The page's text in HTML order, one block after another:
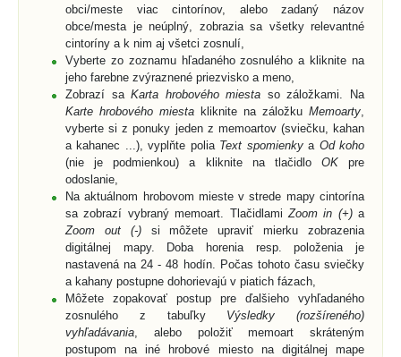
obci/meste viac cintorínov, alebo zadaný názov
obce/mesta je neúplný, zobrazia sa všetky relevantné
cintoríny a k nim aj všetci zosnulí,
Vyberte zo zoznamu hľadaného zosnulého a kliknite na
jeho farebne zvýraznené priezvisko a meno,
Zobrazí saKarta hrobového miesta so záložkami. Na
Karte hrobového miesta kliknite na záložku Memoarty
vyberte si z ponuky jeden z memoartov (sviečku, kahan
a kahanec ...), vyplňte polia Text spomienkya Od koho
(nie je podmienkou) a kliknite na tlačidlo OKpre
odoslanie,
Na aktuálnom hrobovom mieste v strede mapy cintorína
sa zobrazí vybraný memoart. Tlačidlami Zoom in (+)a
Zoom out (-)si môžete upraviť mierku zobrazenia
digitálnej mapy. Doba horenia resp. položenia je
nastavená na 24 - 48 hodín. Počas tohoto času sviečky
a kahany postupne dohorievajú v piatich fázach,
Môžete zopakovať postup pre ďalšieho vyhľadaného
zosnulého z tabuľky Výsledky (rozšíreného)
vyhľadávania , alebo položiť memoart skráteným
postupom na iné hrobové miesto na digitálnej mape